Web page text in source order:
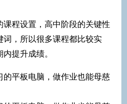
程设置，高中阶段的关键性
词，所以很多课程都比较实
提升成绩。